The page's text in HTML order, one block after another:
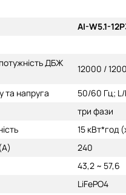
AI-W5.1-
ДБЖ
12000 /
та напруга
50/60 Гц; L/
три фази
15 кВт*год
240
43,2 ~ 57,6
LiFePO4